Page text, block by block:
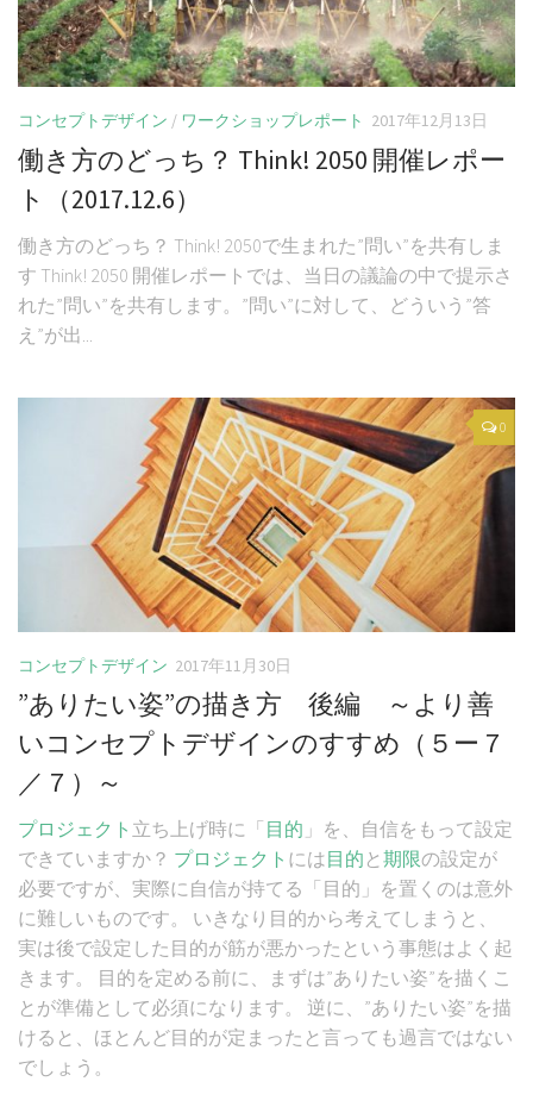
コンセプトデザイン / ワークショップレポート 2017年12月13日
働き方のどっち？ Think! 2050 開催レポー
ト（2017.12.6）
働き方のどっち？ Think! 2050で生まれた”問い”を共有しま
す Think! 2050 開催レポートでは、当日の議論の中で提示さ
れた”問い”を共有します。”問い”に対して、どういう”答
え”が出...
0
コンセプトデザイン 2017年11月30日
”ありたい姿”の描き方 後編 ～より善
いコンセプトデザインのすすめ（５ー７
／７）～
プロジェクト 立ち上げ時に「 目的 」を、自信をもって設定
できていますか？ プロジェクト には 目的 と 期限の設定が
必要ですが、実際に自信が持てる「目的」を置くのは意外
に難しいものです。 いきなり目的から考えてしまうと、
実は後で設定した目的が筋が悪かったという事態はよく起
きます。 目的を定める前に、まずは”ありたい姿”を描くこ
とが準備として必須になります。 逆に、”ありたい姿”を描
けると、ほとんど目的が定まったと言っても過言ではない
でしょう。